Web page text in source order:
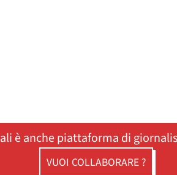
è anche piattaforma di
VUOI COLLABORARE ?